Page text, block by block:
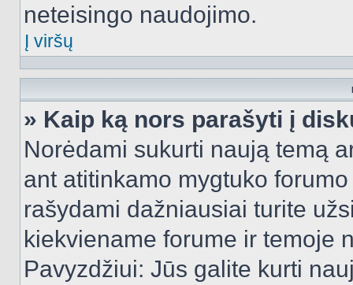
neteisingo naudojimo.
Į viršų
» Kaip ką nors parašyti į
Norėdami sukurti naują temą
ant atitinkamo mygtuko
rašydami dažniausiai turite
kiekviename forume ir temoje
Pavyzdžiui: Jūs galite kurti